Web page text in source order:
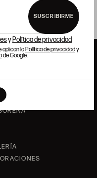
SUSCRIBIRME
y Política de privacidad
aplican laPolítica de privacidady
de Google.